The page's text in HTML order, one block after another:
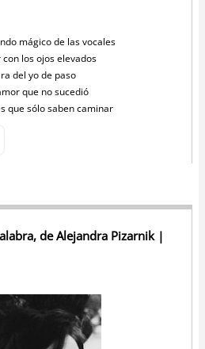
mágico de las vocales
los ojos elevados
del yo de paso
que no sucedió
que sólo saben caminar
de Alejandra Pizarnik |